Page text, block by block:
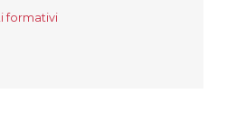
formativi